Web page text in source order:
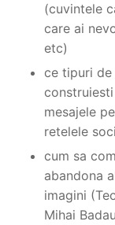
(cuvintele
care ai
etc)
ce tipuri
mesajele
retelele
cum sa
abandona
imagini
Mihai